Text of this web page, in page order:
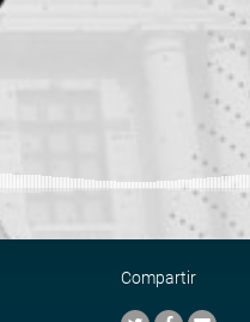
Compartir